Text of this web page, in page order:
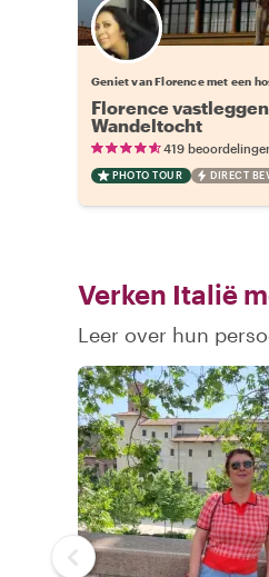
Kies jouw
Geniet van Florence met een
Florence
Wandeltocht
419
PHOTO TOUR DIRECT
Verken Italië
Leer over hun